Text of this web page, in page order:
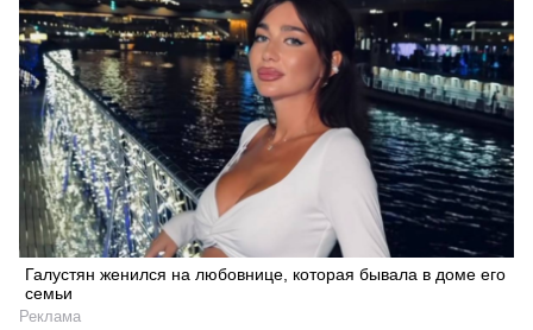
Галустян женился на любовнице, которая бывала в доме его
семьи
Реклама